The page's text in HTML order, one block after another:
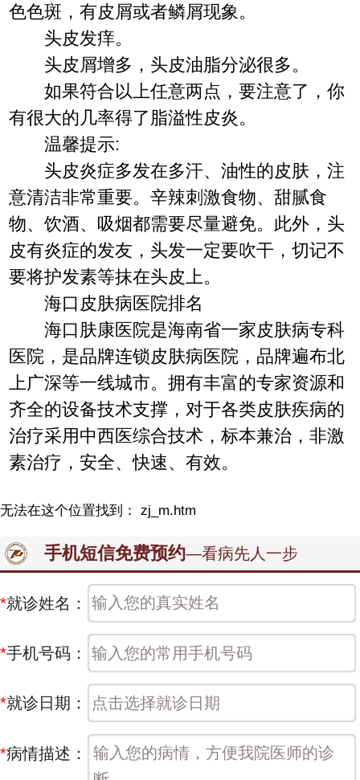
色色斑，有皮屑或者鳞屑现象。
头皮发痒。
头皮屑增多，头皮油脂分泌很多。
如果符合以上任意两点，要注意了，你
有很大的几率得了脂溢性皮炎。
温馨提示:
头皮炎症多发在多汗、油性的皮肤，注
意清洁非常重要。辛辣刺激食物、甜腻食
物、饮酒、吸烟都需要尽量避免。此外，头
皮有炎症的发友，头发一定要吹干，切记不
要将护发素等抹在头皮上。
海口皮肤病医院排名
海口肤康医院是海南省一家皮肤病专科
医院，是品牌连锁皮肤病医院，品牌遍布北
上广深等一线城市。拥有丰富的专家资源和
齐全的设备技术支撑，对于各类皮肤疾病的
治疗采用中西医综合技术，标本兼治，非激
素治疗，安全、快速、有效。
无法在这个位置找到： zj_m.htm
手机短信免费预约—看病先人一步
*就诊姓名：
*手机号码：
*就诊日期：
*病情描述：